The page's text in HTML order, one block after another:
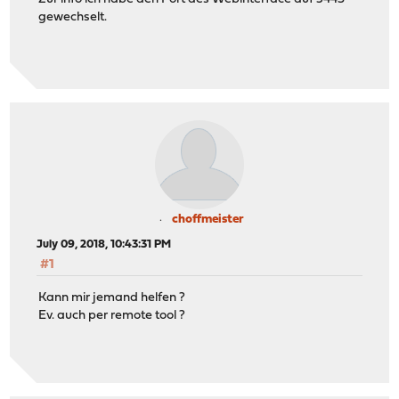
gewechselt.
choffmeister
July 09, 2018, 10:43:31 PM
#1
Kann mir jemand helfen ?
Ev. auch per remote tool ?